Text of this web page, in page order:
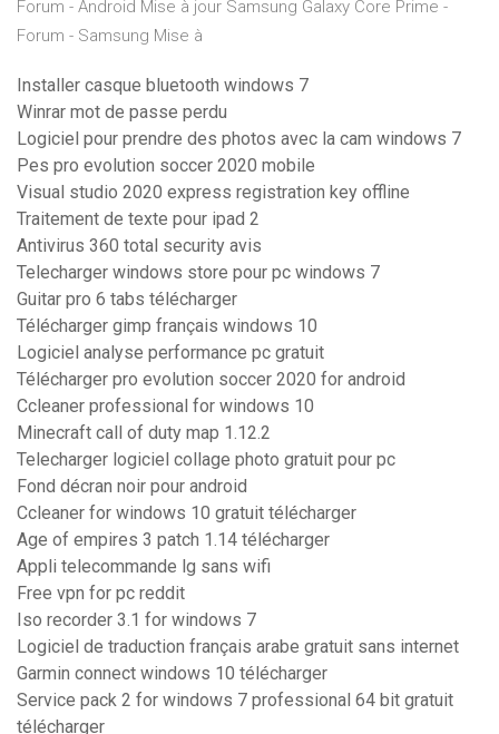
Forum - Android Mise à jour Samsung Galaxy Core Prime -
Forum - Samsung Mise à
Installer casque bluetooth windows 7
Winrar mot de passe perdu
Logiciel pour prendre des photos avec la cam windows 7
Pes pro evolution soccer 2020 mobile
Visual studio 2020 express registration key offline
Traitement de texte pour ipad 2
Antivirus 360 total security avis
Telecharger windows store pour pc windows 7
Guitar pro 6 tabs télécharger
Télécharger gimp français windows 10
Logiciel analyse performance pc gratuit
Télécharger pro evolution soccer 2020 for android
Ccleaner professional for windows 10
Minecraft call of duty map 1.12.2
Telecharger logiciel collage photo gratuit pour pc
Fond décran noir pour android
Ccleaner for windows 10 gratuit télécharger
Age of empires 3 patch 1.14 télécharger
Appli telecommande lg sans wifi
Free vpn for pc reddit
Iso recorder 3.1 for windows 7
Logiciel de traduction français arabe gratuit sans internet
Garmin connect windows 10 télécharger
Service pack 2 for windows 7 professional 64 bit gratuit
télécharger